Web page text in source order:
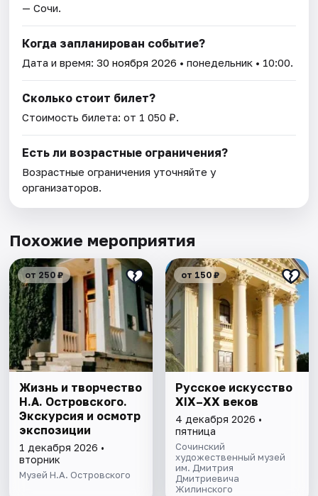
— Сочи.
Когда запланирован событие?
Дата и время:30 ноября 2026 • понедельник • 10:00.
Сколько стоит билет?
Стоимость билета: от 1 050 ₽.
Есть ли возрастные ограничения?
Возрастные ограничения уточняйте у
организаторов.
Похожие мероприятия
от 250 ₽
Жизнь и творчество
Н.А. Островского.
Экскурсия и осмотр
экспозиции
1 декабря 2026 •
вторник
Музей Н.А. Островского
от 150 ₽
Русское искусство
XIX–XX веков
4 декабря 2026 •
пятница
Сочинский
художественный музей
им. Дмитрия
Дмитриевича
Жилинского